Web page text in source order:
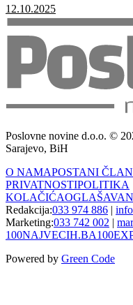
12.10.2025
Poslovne novine d.o.o. ©
Sarajevo, BiH
O NAMAPOSTANI ČLAN
PRIVATNOSTIPOLITIKA
KOLAČIĆA
Redakcija:033 974 886 |
Marketing:033 742 002 |
100NAJVECIH.BA
Powered by Green Code